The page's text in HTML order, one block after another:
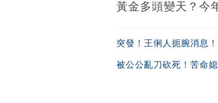
黃金多頭變天？今
突發！王俐人扼腕消息
被公公亂刀砍死！苦命